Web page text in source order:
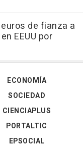
de fianza a
EEUU por
ECONOMÍA
SOCIEDAD
CIENCIAPLUS
PORTALTIC
EPSOCIAL